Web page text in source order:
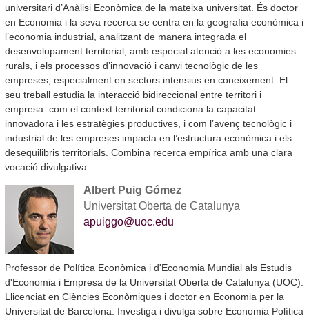
universitari d’Anàlisi Econòmica de la mateixa universitat. És doctor
en Economia i la seva recerca se centra en la geografia econòmica i
l’economia industrial, analitzant de manera integrada el
desenvolupament territorial, amb especial atenció a les economies
rurals, i els processos d’innovació i canvi tecnològic de les
empreses, especialment en sectors intensius en coneixement. El
seu treball estudia la interacció bidireccional entre territori i
empresa: com el context territorial condiciona la capacitat
innovadora i les estratègies productives, i com l’avenç tecnològic i
industrial de les empreses impacta en l’estructura econòmica i els
desequilibris territorials. Combina recerca empírica amb una clara
vocació divulgativa.
Albert Puig Gómez
Universitat Oberta de Catalunya
apuiggo@uoc.edu
Professor de Política Econòmica i d'Economia Mundial als Estudis
d'Economia i Empresa de la Universitat Oberta de Catalunya (UOC).
Llicenciat en Ciències Econòmiques i doctor en Economia per la
Universitat de Barcelona. Investiga i divulga sobre Economia Política